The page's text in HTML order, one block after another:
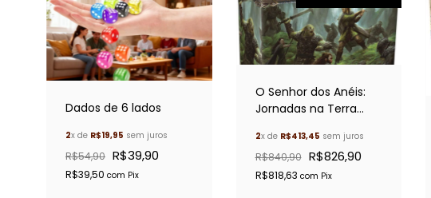
Dados de 6 lados
2x de R$19,95 sem juros
R$54,90 R$39,90
R$39,50 com Pix
O Senhor dos Anéis:
Jornadas na Terra
2x de R$413,45 sem juros
R$840,90 R$826,90
R$818,63 com Pix